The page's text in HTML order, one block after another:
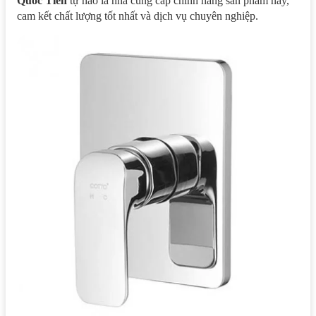
cam kết chất lượng tốt nhất và dịch vụ chuyên nghiệp.